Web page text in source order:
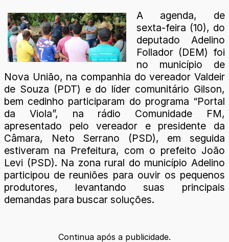
A agenda, de
sexta-feira (10), do
deputado Adelino
Follador (DEM) foi
no município de
Nova União, na companhia do vereador Valdeir
de Souza (PDT) e do líder comunitário Gilson,
bem cedinho participaram do programa “Portal
da Viola”, na rádio Comunidade FM,
apresentado pelo vereador e presidente da
Câmara, Neto Serrano (PSD), em seguida
estiveram na Prefeitura, com o prefeito João
Levi (PSD). Na zona rural do município Adelino
participou de reuniões para ouvir os pequenos
produtores, levantando suas principais
demandas para buscar soluções.
Continua após a publicidade.